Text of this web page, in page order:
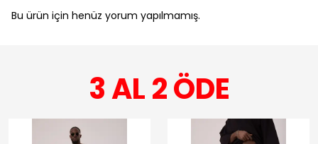
Bu ürün için henüz yorum yapılmamış.
3 AL 2 ÖDE